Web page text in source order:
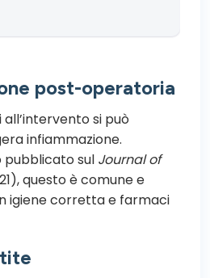
post-operatoria
all’intervento si può
infiammazione.
pubblicato sul Journal of
questo è comune e
igiene corretta e farmaci